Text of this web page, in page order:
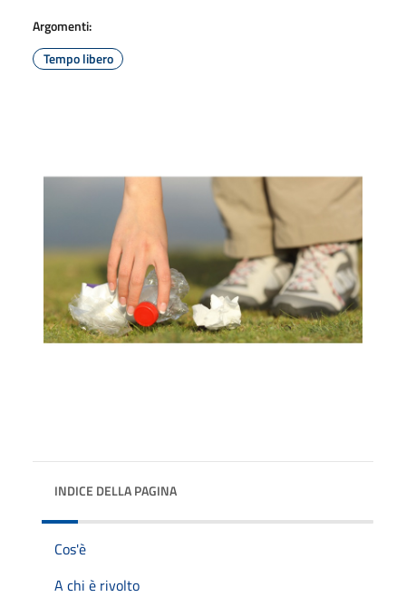
Argomenti:
Tempo libero
INDICE DELLA PAGINA
Cos'è
A chi è rivolto